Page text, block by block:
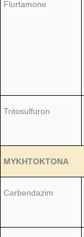
Flurtamone
Tritosulfuron
ΜΥΚΗΤΟΚΤΟΝΑ
Carbendazim